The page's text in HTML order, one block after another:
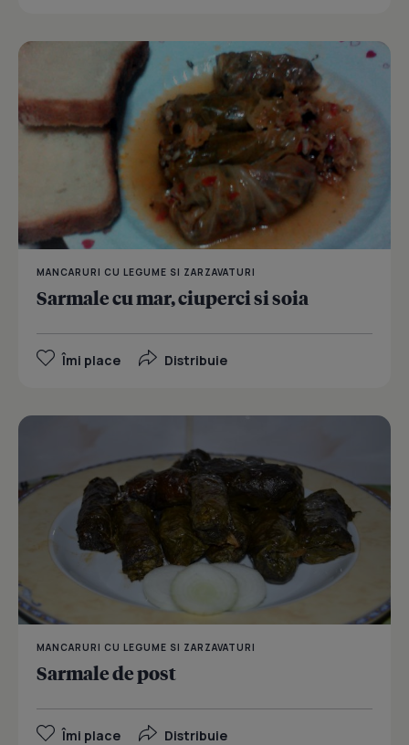
MANCARURI CU LEGUME SI ZARZAVATURI
Sarmale cu mar, ciuperci si soia
Îmi place Distribuie
MANCARURI CU LEGUME SI ZARZAVATURI
Sarmale de post
Îmi place Distribuie